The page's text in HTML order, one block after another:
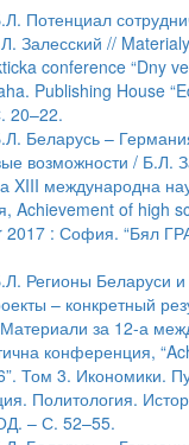
Потенциал
Залесский //
conference “Dny
Publishing House
20–22.
Беларусь –
возможности / Б.Л.
XIII международна
Achievement of high
2017 : София. “Бял
Регионы Беларуси
– конкретный
за 12-а
конференция,
Том 3. Икономики.
Политология.
– С. 52–55.